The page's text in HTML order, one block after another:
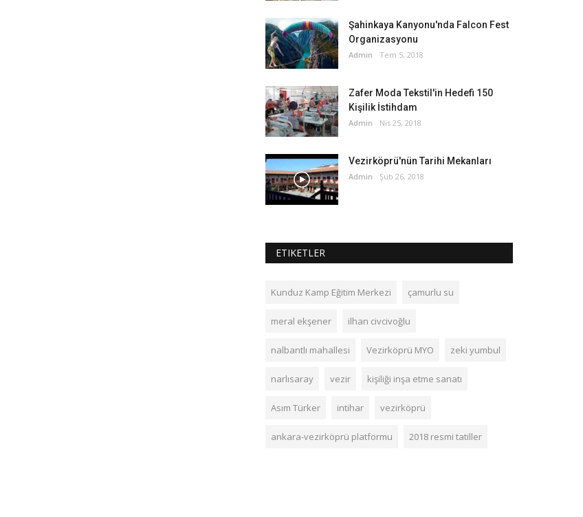
Şahinkaya Kanyonu'nda Falcon Fest
Organizasyonu
Admin Tem 5, 2018
Zafer Moda Tekstil'in Hedefi 150
Kişilik İstihdam
Admin Nis 25, 2018
Vezirköprü'nün Tarihi Mekanları
Admin Şub 26, 2018
ETIKETLER
Kunduz Kamp Eğitim Merkezi çamurlu su
meral ekşener ilhan civcivoğlu
nalbantlı mahallesi Vezirköprü MYO zeki yumbul
narlısaray vezir kişiliği inşa etme sanatı
Asım Türker intihar vezirköprü
ankara-vezirköprü platformu 2018 resmi tatiller